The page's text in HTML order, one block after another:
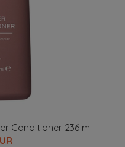
Conditioner 236 ml